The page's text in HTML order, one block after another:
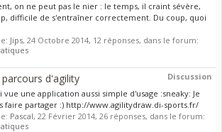
on ne peut pas le nier : le temps, il craint sévère,
difficile de s'entraîner correctement. Du coup, quoi
Jips, 24 Octobre 2014, 12 réponses, dans le forum:
Discussion
d'agility
vue une application aussi simple d'usage :sneaky: Je
faire partager :) http://www.agilitydraw.di-sports.fr/
Pascal, 22 Février 2014, 26 réponses, dans le forum: